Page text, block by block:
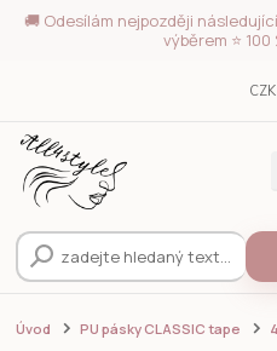
🚚 Odesílám nejpozději
výběrem ⭐
Úvod PU pásky CLASSIC tape